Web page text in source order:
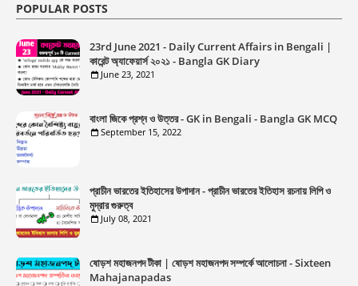
POPULAR POSTS
23rd June 2021 - Daily Current Affairs in Bengali |
কারেন্ট অ্যাফেয়ার্স ২০২১ - Bangla GK Diary
June 23, 2021
বাংলা জিকে প্রশ্ন ও উত্তর - GK in Bengali - Bangla GK MCQ
September 15, 2022
প্রাচীন ভারতের ইতিহাসের উপাদান - প্রাচীন ভারতের ইতিহাস রচনায় লিপি ও
মুদ্রার গুরুত্ব
July 08, 2021
ষোড়শ মহাজনপদ টীকা | ষোড়শ মহাজনপদ সম্পর্কে আলোচনা - Sixteen
Mahajanapadas